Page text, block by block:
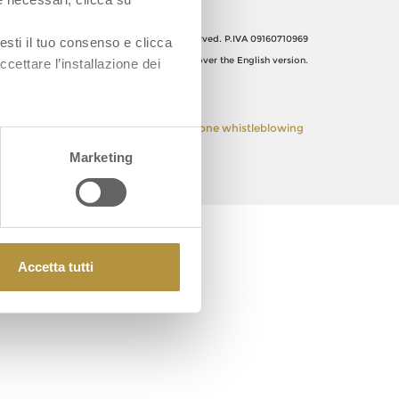
il tuo consenso e clicca
l’installazione dei
Marketing
Accetta tutti
Orsero SpA, Italy. All Rights reserved. P.IVA 09160710969
The Italian text shall prevail over the English version.
Policy Privacy Policy Segnalazione whistleblowing